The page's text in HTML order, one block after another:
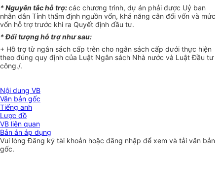
* Nguyên tắc hỗ trợ:các chương trình, dự án phải được Uỷ ban
nhân dân Tỉnh thẩm định nguồn vốn, khả năng cân đối vốn và mức
vốn hỗ trợ trước khi ra Quyết định đầu tư.
* Đối tượng hỗ trợ như sau:
+ Hỗ trợ từ ngân sách cấp trên cho ngân sách cấp dưới thực hiện
theo đúng quy định của Luật Ngân sách Nhà nước và Luật Đầu tư
công./.
Nội dung VB
Văn bản gốc
Tiếng anh
Lược đồ
VB liên quan
Bản án áp dụng
Vui lòngĐăng ký tài khoản hoặc đăng nhập để xem và tải văn bản
gốc.